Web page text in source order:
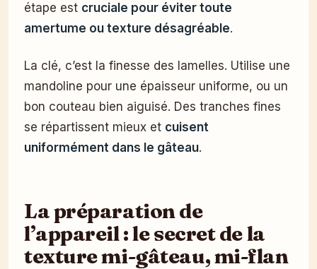
étape est cruciale pour éviter toute
amertume ou texture désagréable.
La clé, c’est la finesse des lamelles. Utilise une
mandoline pour une épaisseur uniforme, ou un
bon couteau bien aiguisé. Des tranches fines
se répartissent mieux et cuisent
uniformément dans le gâteau.
La préparation de
l’appareil : le secret de la
texture mi-gâteau, mi-flan